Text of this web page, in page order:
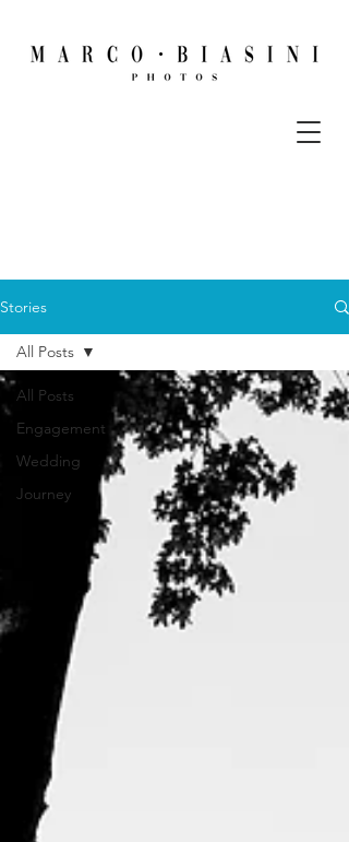
Stories
All Posts
Engagement
Wedding
Journey
All Posts